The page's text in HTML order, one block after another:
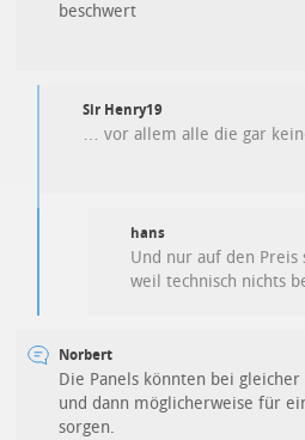
beschwert
Sir Henry19
… vor allem alle die gar
hans
Und nur auf den Preis
weil technisch nichts
Norbert
Die Panels könnten bei
und dann möglicherweise für
sorgen.